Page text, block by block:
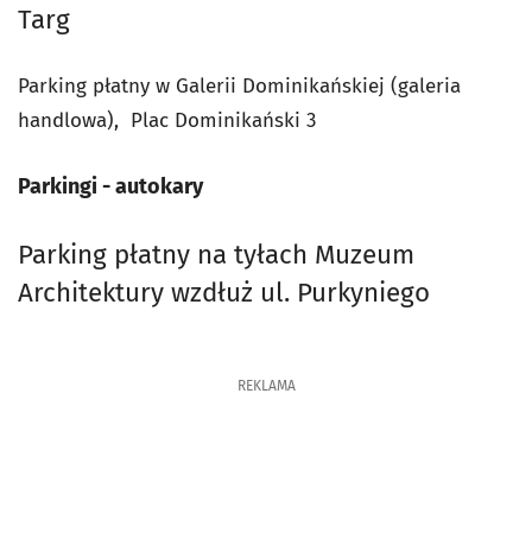
Targ
Parking płatny w Galerii Dominikańskiej (galeria
handlowa), Plac Dominikański 3
Parkingi - autokary
Parking płatny na tyłach Muzeum
Architektury wzdłuż ul. Purkyniego
REKLAMA